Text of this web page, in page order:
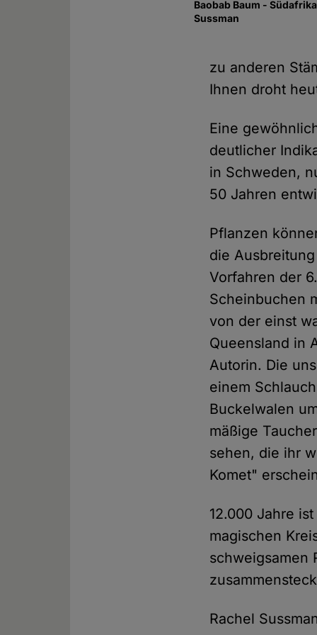
Baobab Baum -
Sussman
zu anderen
Ihnen droht
Eine
deutlicher
in Schweden,
50 Jahren
Pflanzen
die
Vorfahren der
Scheinbuchen
von der einst
Queensland in
Autorin. Die
einem
Buckelwalen
mäßige
sehen, die ihr
Komet"
12.000 Jahre
magischen
schweigsamen
Rachel